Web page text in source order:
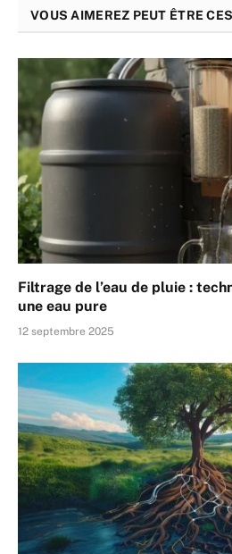
VOUS AIMEREZ PEUT ÊTRE
Filtrage de l’eau de pluie :
une eau pure
12 septembre 2025